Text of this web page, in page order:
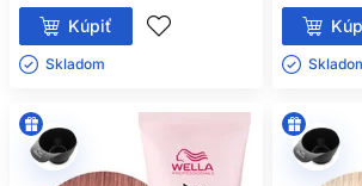
Kúpiť
Skladom ㅤ Skladom